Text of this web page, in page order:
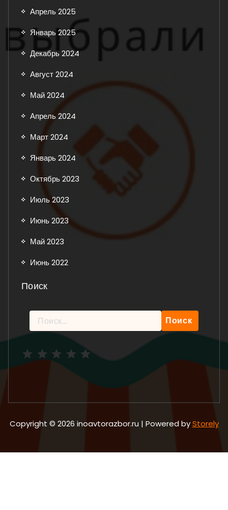
Апрель 2025
Январь 2025
Декабрь 2024
Август 2024
Май 2024
Апрель 2024
Март 2024
Январь 2024
Октябрь 2023
Июль 2023
Июнь 2023
Май 2023
Июнь 2022
Поиск
Найти:
Copyright © 2026 inoavtorazbor.ru | Powered byStorely